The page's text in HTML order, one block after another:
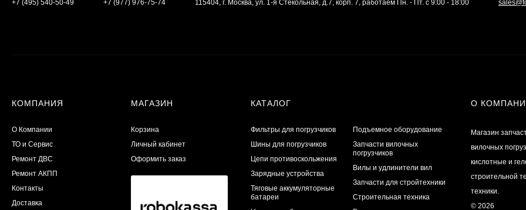
+7 (495) 540-50-49 +7 (977) 976-75-74 115404, г. Москва, ул. 1-я Стекольная, д.7, корп. 7, работаем Пн. - Пт. с 9:00 - 18:00
КОМПАНИЯ
О Компании
ТО и Сервис
​Ремонт ДВС
Ремонт АКПП
Контакты
Доставка
МАГАЗИН
Корзина
Личный кабинет
Оформить заказ
КАТАЛОГ
Фильтры для погрузчиков
Шины для погрузчиков
Цепи противоскольжения
Зарядные устройства
Тяговые аккумуляторные
батареи
Подъемное оборудование
Запчасти вилочных
погрузчиков
Вилы и удлинители вил
Запчасти для стройтехники
Строительная техника
О
Магазин
вилочных
кислотные и
строительной
техники.
© 2026